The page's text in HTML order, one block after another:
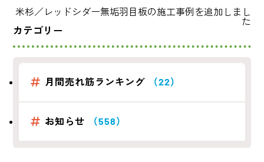
米杉／レッドシダー無垢羽目板の施工事例を追加しまし
た
カテゴリー
月間売れ筋ランキング （22）
お知らせ （558）